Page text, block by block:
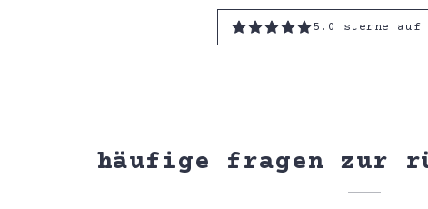
5.0 sterne
häufige fragen zur